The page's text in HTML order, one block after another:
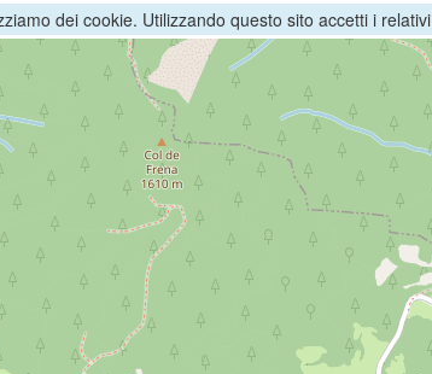
dei cookie. Utilizzando questo sito accetti i relativi